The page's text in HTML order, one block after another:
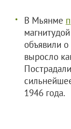
В Мьянме
объявили
выросло
1946 года.